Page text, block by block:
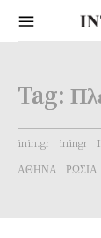
Tag:
inin.gr iningr
ΑΘΗΝΑ
ΡΩΣΙΑ